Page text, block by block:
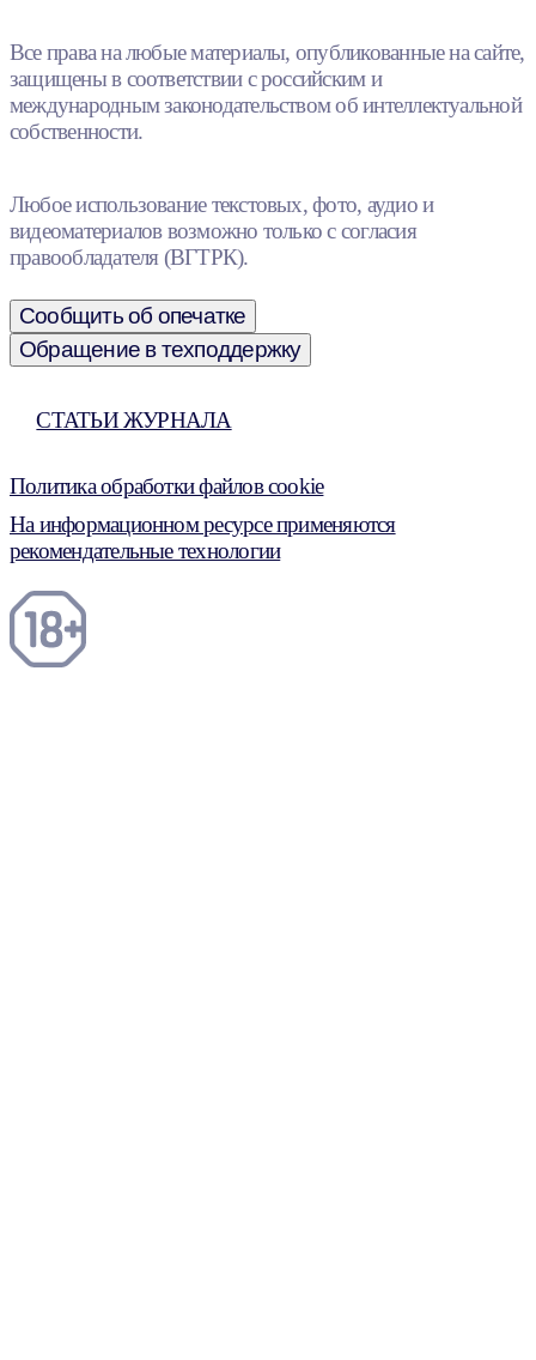
Все права на любые материалы, опубликованные на сайте,
защищены в соответствии с российским и
международным законодательством об интеллектуальной
собственности.
Любое использование текстовых, фото, аудио и
видеоматериалов возможно только с согласия
правообладателя (ВГТРК).
Сообщить об опечатке
Обращение в техподдержку
СТАТЬИ ЖУРНАЛА
Политика обработки файлов cookie
На информационном ресурсе применяются
рекомендательные технологии